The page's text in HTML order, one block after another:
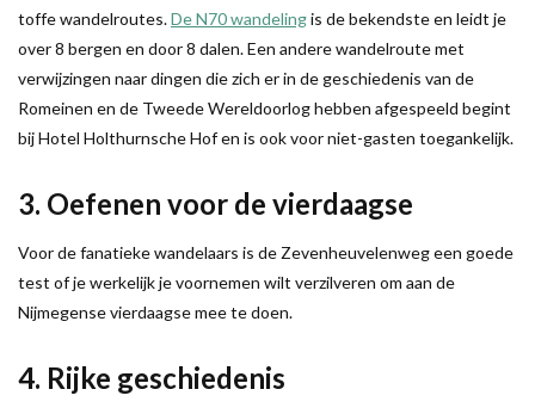
toffe wandelroutes.De N70 wandelingis de bekendste en leidt je
over 8 bergen en door 8 dalen. Een andere wandelroute met
verwijzingen naar dingen die zich er in de geschiedenis van de
Romeinen en de Tweede Wereldoorlog hebben afgespeeld begint
bij Hotel Holthurnsche Hof en is ook voor niet-gasten toegankelijk.
3. Oefenen voor de vierdaagse
Voor de fanatieke wandelaars is de Zevenheuvelenweg een goede
test of je werkelijk je voornemen wilt verzilveren om aan de
Nijmegense vierdaagse mee te doen.
4. Rijke geschiedenis